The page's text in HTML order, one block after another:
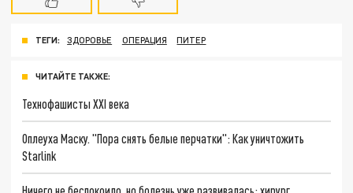
ТЕГИ: ЗДОРОВЬЕ ОПЕРАЦИЯ ПИТЕР
ЧИТАЙТЕ ТАКЖЕ:
Технофашисты XXI века
Оплеуха Маску. "Пора снять белые перчатки": Как уничтожить
Starlink
Ничего не беспокоило, но болезнь уже развивалась: хирург